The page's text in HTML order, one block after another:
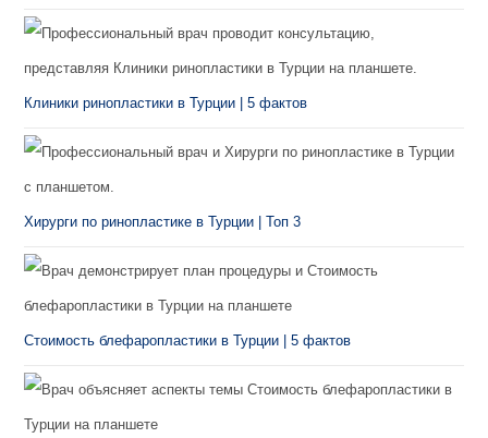
Клиники ринопластики в Турции | 5 фактов
Хирурги по ринопластике в Турции | Топ 3
Стоимость блефаропластики в Турции | 5 фактов